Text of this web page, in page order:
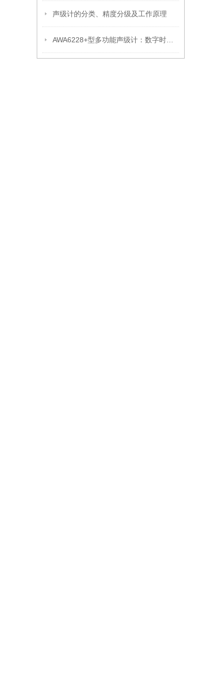
声级计的分类、精度分级及工作原理